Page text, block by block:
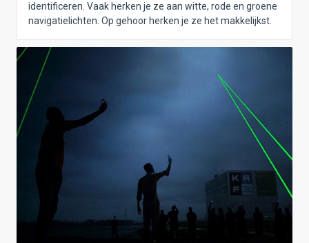
identificeren. Vaak herken je ze aan witte, rode en groene
navigatielichten. Op gehoor herken je ze het makkelijkst.